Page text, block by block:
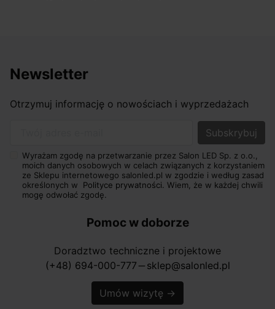
Newsletter
Otrzymuj informację o nowościach i wyprzedażach
Wyrażam zgodę na przetwarzanie przez Salon LED Sp. z o.o.,
moich danych osobowych w celach związanych z korzystaniem
ze Sklepu internetowego salonled.pl w zgodzie i według zasad
określonych w Polityce prywatności. Wiem, że w każdej chwili
mogę odwołać zgodę.
Pomoc w doborze
Doradztwo techniczne i projektowe
(+48) 694-000-777 horizontal_rule sklep@salonled.pl
Umów wizytę →